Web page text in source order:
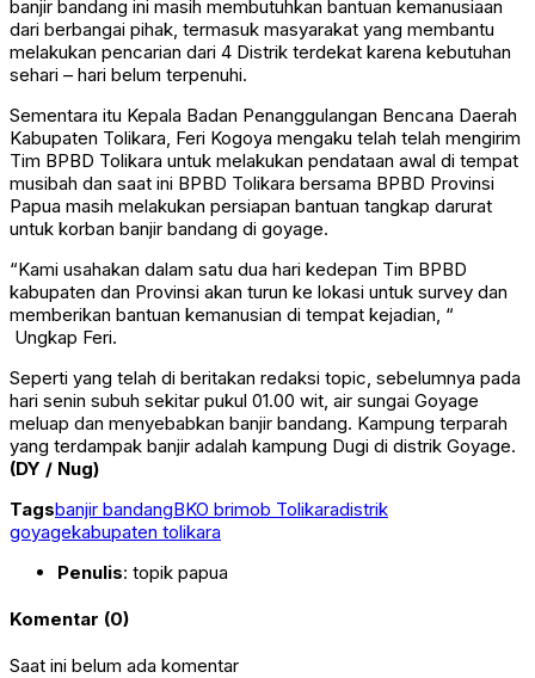
banjir bandang ini masih membutuhkan bantuan kemanusiaan
dari berbangai pihak, termasuk masyarakat yang membantu
melakukan pencarian dari 4 Distrik terdekat karena kebutuhan
sehari – hari belum terpenuhi.
Sementara itu Kepala Badan Penanggulangan Bencana Daerah
Kabupaten Tolikara, Feri Kogoya mengaku telah telah mengirim
Tim BPBD Tolikara untuk melakukan pendataan awal di tempat
musibah dan saat ini BPBD Tolikara bersama BPBD Provinsi
Papua masih melakukan persiapan bantuan tangkap darurat
untuk korban banjir bandang di goyage.
“Kami usahakan dalam satu dua hari kedepan Tim BPBD
kabupaten dan Provinsi akan turun ke lokasi untuk survey dan
memberikan bantuan kemanusian di tempat kejadian, “
Ungkap Feri.
Seperti yang telah di beritakan redaksi topic, sebelumnya pada
hari senin subuh sekitar pukul 01.00 wit, air sungai Goyage
meluap dan menyebabkan banjir bandang. Kampung terparah
yang terdampak banjir adalah kampung Dugi di distrik Goyage.
(DY / Nug)
Tagsbanjir bandangBKO brimob Tolikaradistrik
goyagekabupaten tolikara
Penulis: topik papua
Komentar (0)
Saat ini belum ada komentar